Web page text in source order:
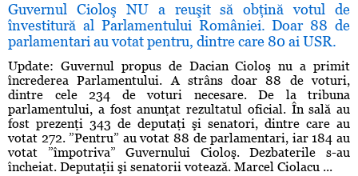
Guvernul Cioloş NU a reuşit să obţină votul de
învestitură al Parlamentului României. Doar 88 de
parlamentari au votat pentru, dintre care 80 ai USR.
Update: Guvernul propus de Dacian Cioloş nu a primit
încrederea Parlamentului. A strâns doar 88 de voturi,
dintre cele 234 de voturi necesare. De la tribuna
parlamentului, a fost anunţat rezultatul oficial. În sală au
fost prezenţi 343 de deputaţi şi senatori, dintre care au
votat 272. ”Pentru” au votat 88 de parlamentari, iar 184 au
votat ”împotriva” Guvernului Cioloş. Dezbaterile s-au
încheiat. Deputaţii şi senatorii votează. Marcel Ciolacu ...